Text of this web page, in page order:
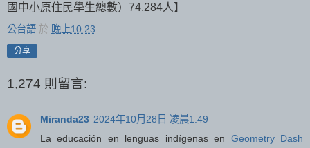
國中小原住民學生總數）74,284人】
公台語 於 晚上10:23
分享
1,274 則留言:
Miranda23 2024年10月28日 凌晨1:49
La educación en lenguas indígenas en Geometry Dash